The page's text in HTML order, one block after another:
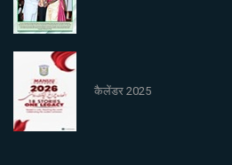
कैलेंडर 2025